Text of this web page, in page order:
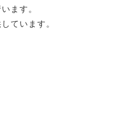
ます。
ています。